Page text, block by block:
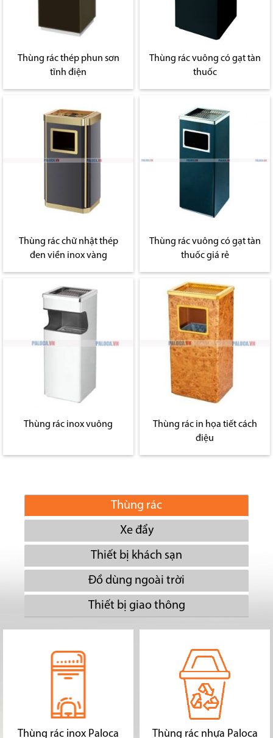
Thùng rác thép phun sơn
tĩnh điện
Thùng rác vuông có gạt tàn
thuốc
Thùng rác chữ nhật thép
đen viền inox vàng
Thùng rác vuông có gạt tàn
thuốc giá rẻ
Thùng rác inox vuông
Thùng rác in họa tiết cách
điệu
Thùng rác
Xe đẩy
Thiết bị khách sạn
Đồ dùng ngoài trời
Thiết bị giao thông
Thùng rác inox Paloca Thùng rác nhựa Paloca